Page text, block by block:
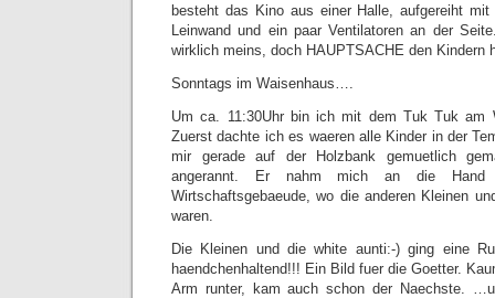
besteht das Kino aus einer Halle, aufgereiht mit
Leinwand und ein paar Ventilatoren an der
wirklich meins, doch HAUPTSACHE den Kindern
Sonntags im Waisenhaus….
Um ca. 11:30Uhr bin ich mit dem Tuk Tuk am
Zuerst dachte ich es waeren alle Kinder in der
mir gerade auf der Holzbank gemuetlich
angerannt. Er nahm mich an die
Wirtschaftsgebaeude, wo die anderen Kleinen
waren.
Die Kleinen und die white aunti:-) ging eine
haendchenhaltend!!! Ein Bild fuer die Goetter.
Arm runter, kam auch schon der Naechste.